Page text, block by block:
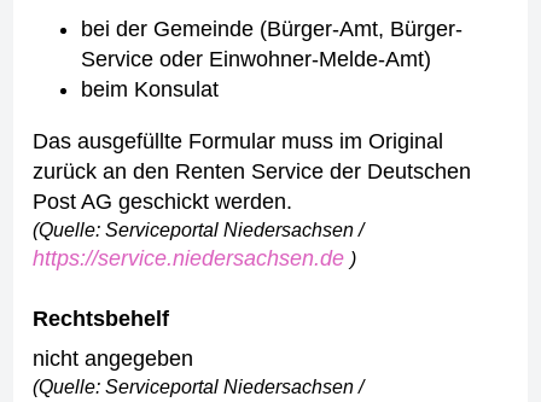
bei der Gemeinde (Bürger-Amt, Bürger-
Service oder Einwohner-Melde-Amt)
beim Konsulat
Das ausgefüllte Formular muss im Original
zurück an den Renten Service der Deutschen
Post AG geschickt werden.
(Quelle: Serviceportal Niedersachsen /
https://service.niedersachsen.de )
Rechtsbehelf
nicht angegeben
(Quelle: Serviceportal Niedersachsen /